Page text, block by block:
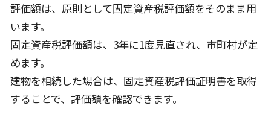
評価額は、原則として固定資産税評価額をそのまま用
います。
固定資産税評価額は、3年に1度見直され、市町村が定
めます。
建物を相続した場合は、固定資産税評価証明書を取得
することで、評価額を確認できます。